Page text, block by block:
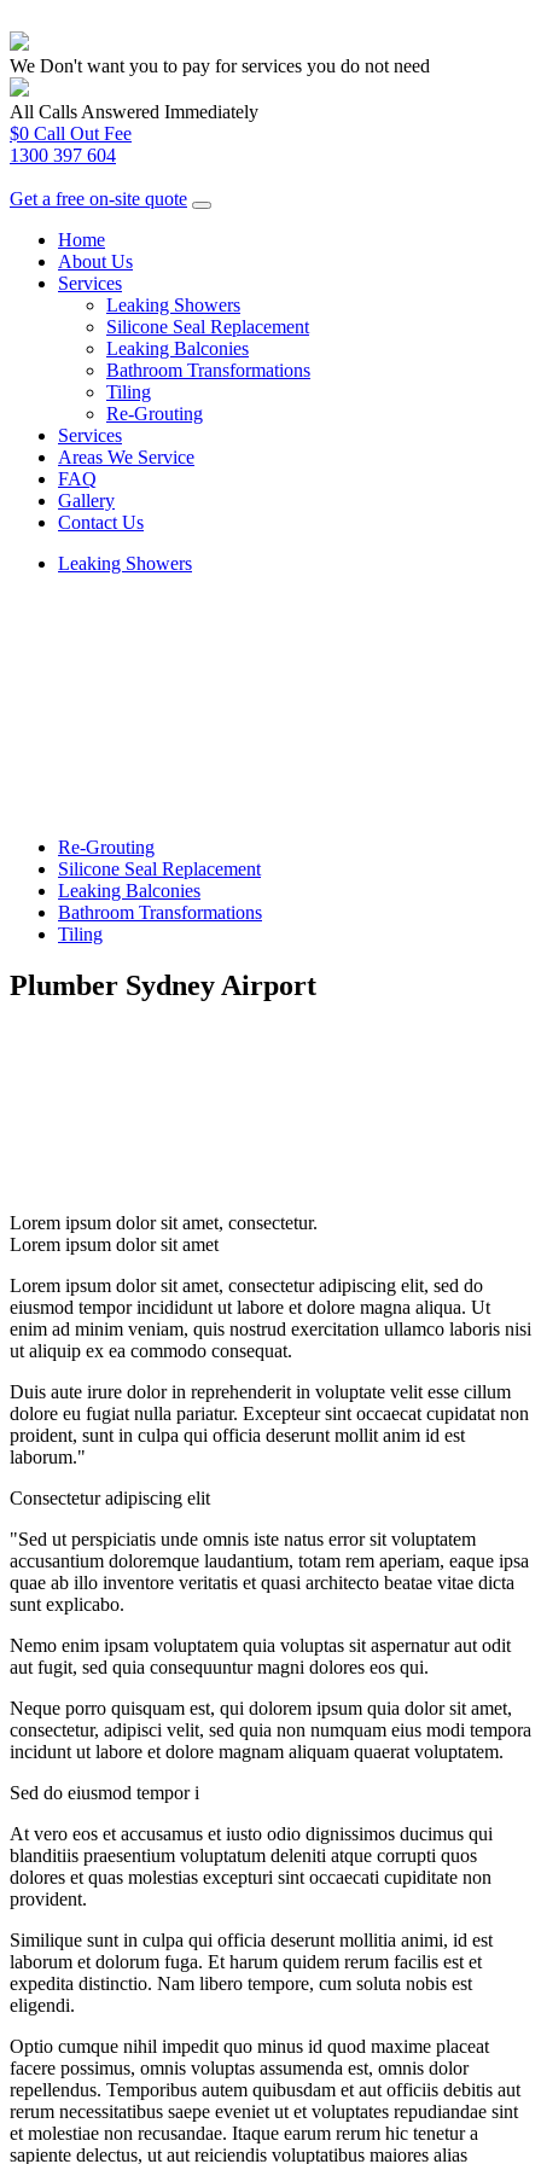
We Don't want you to pay for services you do not need
All Calls Answered Immediately
$0 Call Out Fee
1300 397 604
Get a free on-site quote
Home
About Us
Services
Leaking Showers
Silicone Seal Replacement
Leaking Balconies
Bathroom Transformations
Tiling
Re-Grouting
Services
Areas We Service
FAQ
Gallery
Contact Us
Leaking Showers
Re-Grouting
Silicone Seal Replacement
Leaking Balconies
Bathroom Transformations
Tiling
Plumber Sydney Airport
Lorem ipsum dolor sit amet, consectetur.
Lorem ipsum dolor sit amet
Lorem ipsum dolor sit amet, consectetur adipiscing elit, sed do
eiusmod tempor incididunt ut labore et dolore magna aliqua. Ut
enim ad minim veniam, quis nostrud exercitation ullamco laboris nisi
ut aliquip ex ea commodo consequat.
Duis aute irure dolor in reprehenderit in voluptate velit esse cillum
dolore eu fugiat nulla pariatur. Excepteur sint occaecat cupidatat non
proident, sunt in culpa qui officia deserunt mollit anim id est
laborum."
Consectetur adipiscing elit
"Sed ut perspiciatis unde omnis iste natus error sit voluptatem
accusantium doloremque laudantium, totam rem aperiam, eaque ipsa
quae ab illo inventore veritatis et quasi architecto beatae vitae dicta
sunt explicabo.
Nemo enim ipsam voluptatem quia voluptas sit aspernatur aut odit
aut fugit, sed quia consequuntur magni dolores eos qui.
Neque porro quisquam est, qui dolorem ipsum quia dolor sit amet,
consectetur, adipisci velit, sed quia non numquam eius modi tempora
incidunt ut labore et dolore magnam aliquam quaerat voluptatem.
Sed do eiusmod tempor i
At vero eos et accusamus et iusto odio dignissimos ducimus qui
blanditiis praesentium voluptatum deleniti atque corrupti quos
dolores et quas molestias excepturi sint occaecati cupiditate non
provident.
Similique sunt in culpa qui officia deserunt mollitia animi, id est
laborum et dolorum fuga. Et harum quidem rerum facilis est et
expedita distinctio. Nam libero tempore, cum soluta nobis est
eligendi.
Optio cumque nihil impedit quo minus id quod maxime placeat
facere possimus, omnis voluptas assumenda est, omnis dolor
repellendus. Temporibus autem quibusdam et aut officiis debitis aut
rerum necessitatibus saepe eveniet ut et voluptates repudiandae sint
et molestiae non recusandae. Itaque earum rerum hic tenetur a
sapiente delectus, ut aut reiciendis voluptatibus maiores alias